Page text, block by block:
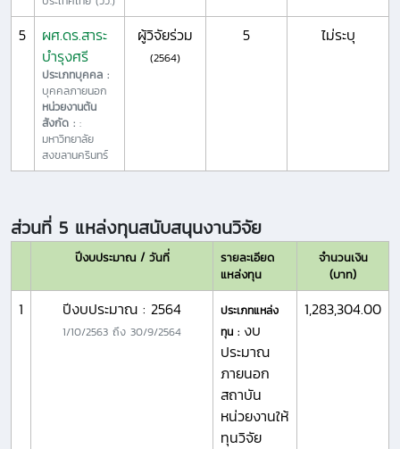
5
ผศ.ดร.สาระ
บำรุงศรี
ประเภทบุคคล :
บุคคลภายนอก
หน่วยงานต้น
สังกัด : :
มหาวิทยาลัย
สงขลานครินทร์
ผู้วิจัยร่วม
(2564)
5 ไม่ระบุ
ส่วนที่ 5 แหล่งทุนสนับสนุนงานวิจัย
ปีงบประมาณ / วันที่
รายละเอียด
แหล่งทุน
จำนวนเงิน
(บาท)
1 ปีงบประมาณ : 2564
1/10/2563 ถึง 30/9/2564
ประเภทแหล่ง
ทุน : งบ
ประมาณ
ภายนอก
สถาบัน
หน่วยงานให้
ทุนวิจัย
1,283,304.00